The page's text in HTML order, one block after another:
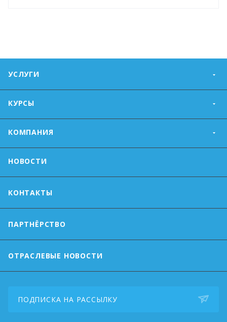
УСЛУГИ
КУРСЫ
КОМПАНИЯ
НОВОСТИ
КОНТАКТЫ
ПАРТНЁРСТВО
ОТРАСЛЕВЫЕ НОВОСТИ
ПОДПИСКА НА РАССЫЛКУ